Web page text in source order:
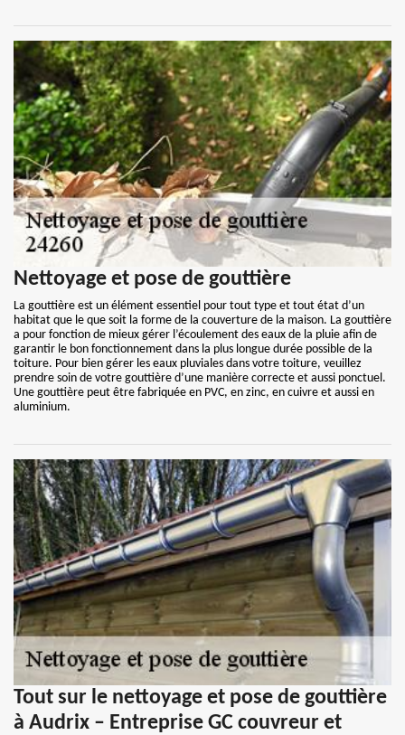
Nettoyage et pose de gouttière
La gouttière est un élément essentiel pour tout type et tout état d’un
habitat que le que soit la forme de la couverture de la maison. La gouttière
a pour fonction de mieux gérer l’écoulement des eaux de la pluie afin de
garantir le bon fonctionnement dans la plus longue durée possible de la
toiture. Pour bien gérer les eaux pluviales dans votre toiture, veuillez
prendre soin de votre gouttière d’une manière correcte et aussi ponctuel.
Une gouttière peut être fabriquée en PVC, en zinc, en cuivre et aussi en
aluminium.
Tout sur le nettoyage et pose de gouttière
à Audrix – Entreprise GC couvreur et